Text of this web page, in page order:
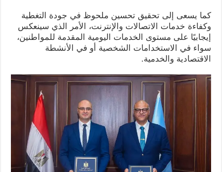
كما يسعى إلى تحقيق تحسين ملحوظ في جودة التغطية
وكفاءة خدمات الاتصالات والإنترنت، الأمر الذي سينعكس
إيجابيًا على مستوى الخدمات اليومية المقدمة للمواطنين،
سواء في الاستخدامات الشخصية أو في الأنشطة
الاقتصادية والخدمية.